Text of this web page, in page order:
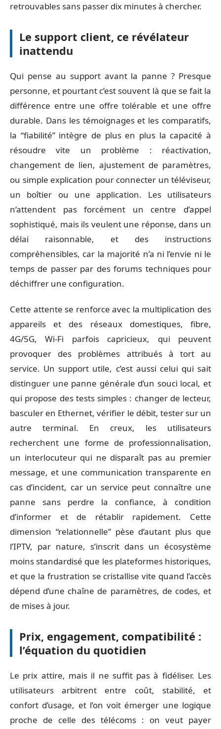
retrouvables sans passer dix minutes à chercher.
Le support client, ce révélateur
inattendu
Qui pense au support avant la panne ? Presque
personne, et pourtant c’est souvent là que se fait la
différence entre une offre tolérable et une offre
durable. Dans les témoignages et les comparatifs,
la “fiabilité” intègre de plus en plus la capacité à
résoudre vite un problème : réactivation,
changement de lien, ajustement de paramètres,
ou simple explication pour connecter un téléviseur,
un boîtier ou une application. Les utilisateurs
n’attendent pas forcément un centre d’appel
sophistiqué, mais ils veulent une réponse, dans un
délai raisonnable, et des instructions
compréhensibles, car la majorité n’a ni l’envie ni le
temps de passer par des forums techniques pour
déchiffrer une configuration.
Cette attente se renforce avec la multiplication des
appareils et des réseaux domestiques, fibre,
4G/5G, Wi-Fi parfois capricieux, qui peuvent
provoquer des problèmes attribués à tort au
service. Un support utile, c’est aussi celui qui sait
distinguer une panne générale d’un souci local, et
qui propose des tests simples : changer de lecteur,
basculer en Ethernet, vérifier le débit, tester sur un
autre terminal. En creux, les utilisateurs
recherchent une forme de professionnalisation,
un interlocuteur qui ne disparaît pas au premier
message, et une communication transparente en
cas d’incident, car un service peut connaître une
panne sans perdre la confiance, à condition
d’informer et de rétablir rapidement. Cette
dimension “relationnelle” pèse d’autant plus que
l’IPTV, par nature, s’inscrit dans un écosystème
moins standardisé que les plateformes historiques,
et que la frustration se cristallise vite quand l’accès
dépend d’une chaîne de paramètres, de codes, et
de mises à jour.
Prix, engagement, compatibilité :
l’équation du quotidien
Le prix attire, mais il ne suffit pas à fidéliser. Les
utilisateurs arbitrent entre coût, stabilité, et
confort d’usage, et l’on voit émerger une logique
proche de celle des télécoms : on veut payer